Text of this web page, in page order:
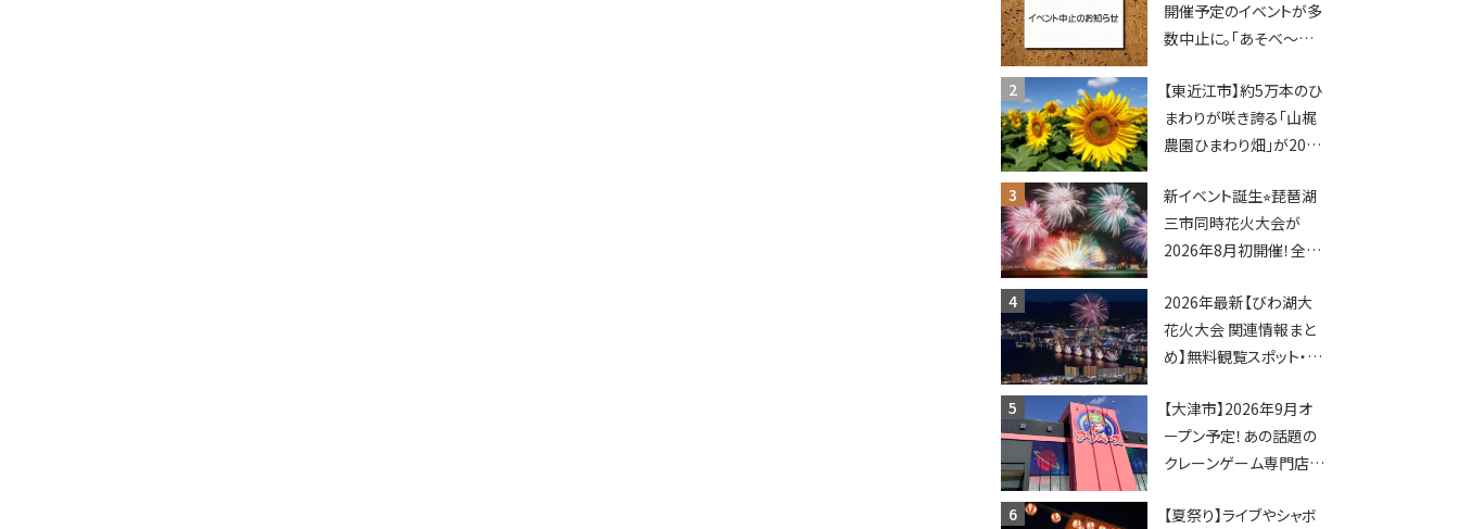
開催予定のイベントが多
数中止に。「あそべ〜る
ショーなど
【東近江市】約5万本のひ
まわりが咲き誇る「山梶
農園ひまわり畑」が2026
ポットやキッチンカーも
登場！何度も入園できる
フリーパスも販売★
新イベント誕生⭐︎琵琶湖
三市同時花火大会が
2026年8月初開催！全席
マーケットも登場♪
2026年最新【びわ湖大
花火大会 関連情報まと
め】無料観覧スポット・同
ップ・交通規制に近隣施
設の駐車場情報なども
要チェック★
【大津市】2026年9月オ
ープン予定！あの話題の
クレーンゲーム専門店
ってくる！豊郷店に続く滋
【夏祭り】ライブやシャボ